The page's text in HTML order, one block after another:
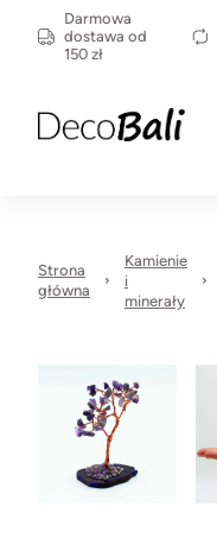
Darmowa
dostawa od
150 zł
Strona
główna
Kamienie
i
minerały